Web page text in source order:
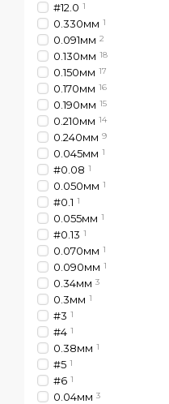
#12.0 1
0.330мм 1
0.091мм 2
0.130мм 18
0.150мм 17
0.170мм 16
0.190мм 15
0.210мм 14
0.240мм 9
0.045мм 1
#0.08 1
0.050мм 1
#0.1 1
0.055мм 1
#0.13 1
0.070мм 1
0.090мм 1
0.34мм 3
0.3мм 1
#3 1
#4 1
0.38мм 1
#5 1
#6 1
0.04мм 3